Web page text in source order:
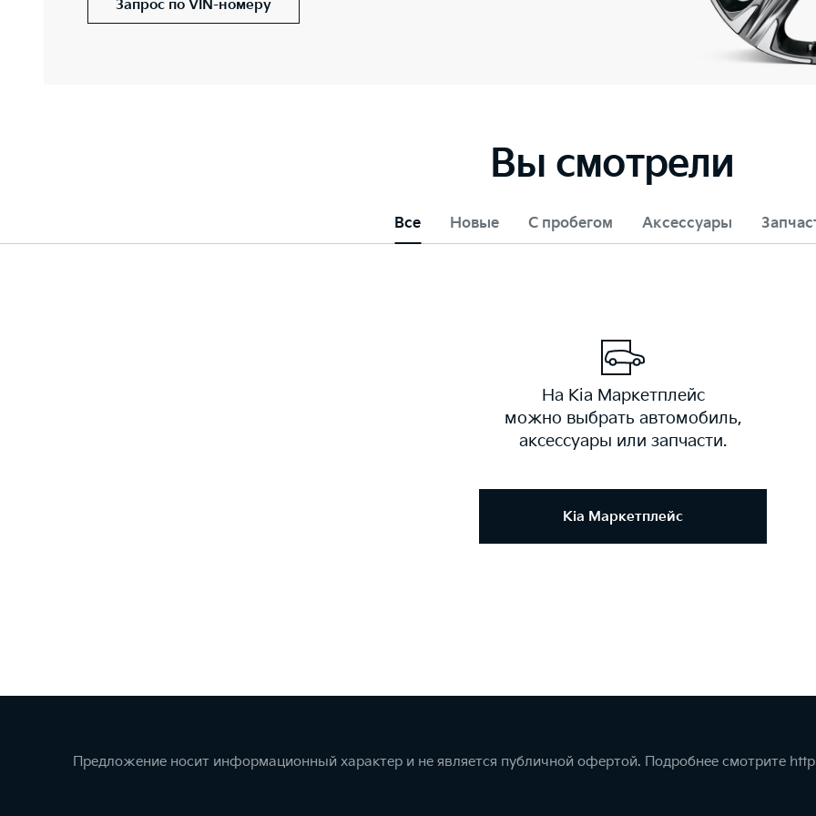
Запрос по VIN-номеру
Вы смотрели
Все Новые С пробегом Аксессуары
На Kia Маркетплейс
можно выбрать автомобиль,
аксессуары или запчасти.
Kia Маркетплейс
Предложение носит информационный характер и не является публичной офертой. Подробнее смотрите